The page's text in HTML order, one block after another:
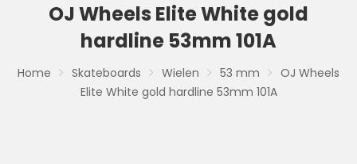
OJ Wheels Elite White gold
hardline 53mm 101A
Home Skateboards Wielen 53 mm
OJ Wheels
Elite White gold hardline 53mm 101A